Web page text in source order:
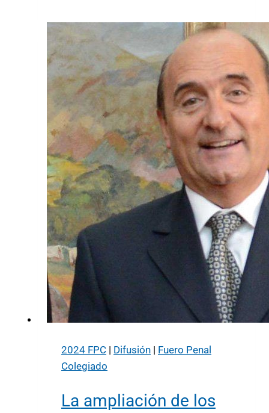
2024 FPC | Difusión | Fuero Penal
Colegiado
La ampliación de los